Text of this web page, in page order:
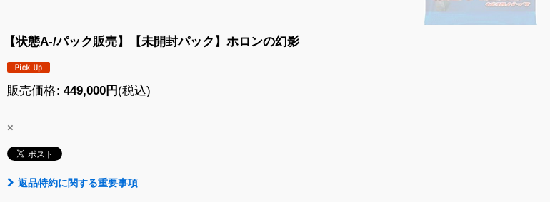
【状態A-/パック販売】【未開封パック】ホロンの幻影
販売価格: 449,000円 (税込)
×
返品特約に関する重要事項